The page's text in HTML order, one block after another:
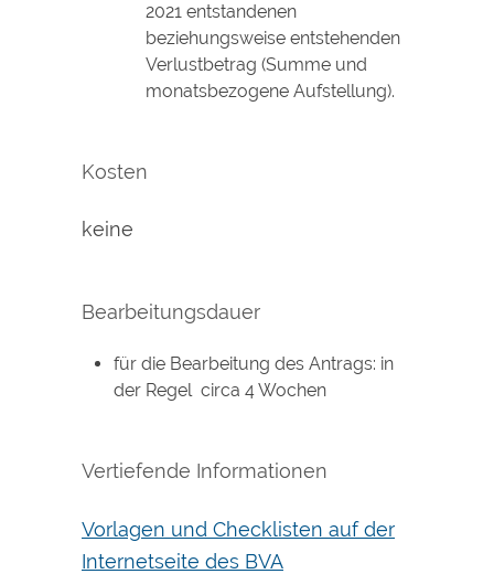
2021 entstandenen
beziehungsweise entstehenden
Verlustbetrag (Summe und
monatsbezogene Aufstellung).
Kosten
keine
Bearbeitungsdauer
für die Bearbeitung des Antrags: in
der Regel circa 4 Wochen
Vertiefende Informationen
Vorlagen und Checklisten auf der
Internetseite des BVA